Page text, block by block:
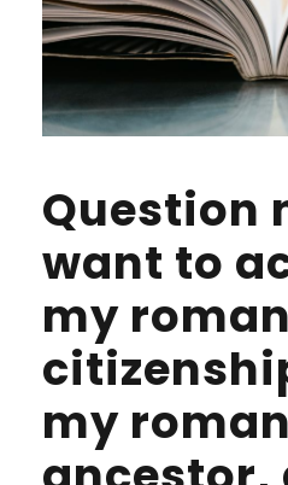
Question
want to
my
my